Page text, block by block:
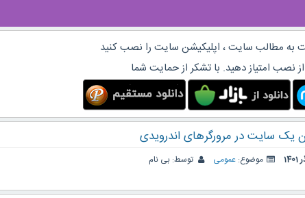
به مطالب سایت ، اپلیکیشن سایت را نصب کنید
نصب امتیاز دهید. با تشکر از حمایت شما
یک سایت در مرورگرهای اندرویدی
موضوع: عمومی توسط: بی نام